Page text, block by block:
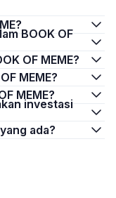
OF MEME?
MEME?
MEME?
yang ada?